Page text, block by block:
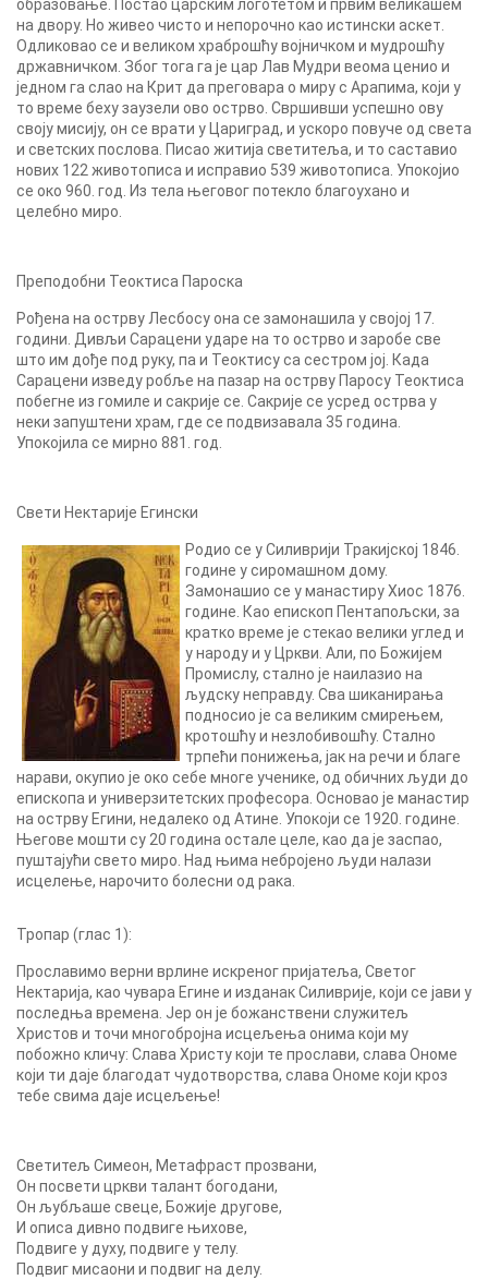
образовање. Постао царским логотетом и првим великашем
на двору. Но живео чисто и непорочно као истински аскет.
Одликовао се и великом храброшћу војничком и мудрошћу
државничком. Због тога га је цар Лав Мудри веома ценио и
једном га слао на Крит да преговара о миру с Арапима, који у
то време беху заузели ово острво. Свршивши успешно ову
своју мисију, он се врати у Цариград, и ускоро повуче од света
и светских послова. Писао житија светитеља, и то саставио
нових 122 животописа и исправио 539 животописа. Упокојио
се око 960. год. Из тела његовог потекло благоухано и
целебно миро.
Преподобни Теоктиса Пароска
Рођена на острву Лесбосу она се замонашила у својој 17.
години. Дивљи Сарацени ударе на то острво и заробе све
што им дође под руку, па и Теоктису са сестром јој. Када
Сарацени изведу робље на пазар на острву Паросу Теоктиса
побегне из гомиле и сакрије се. Сакрије се усред острва у
неки запуштени храм, где се подвизавала 35 година.
Упокојила се мирно 881. год.
Свети Нектарије Егински
Родио се у Силиврији Тракијској 1846.
године у сиромашном дому.
Замонашио се у манастиру Хиос 1876.
године. Као епископ Пентапољски, за
кратко време је стекао велики углед и
у народу и у Цркви. Али, по Божијем
Промислу, стално је наилазио на
људску неправду. Сва шиканирања
подносио је са великим смирењем,
кротошћу и незлобивошћу. Стално
трпећи понижења, јак на речи и благе
нарави, окупио је око себе многе ученике, од обичних људи до
епископа и универзитетских професора. Основао је манастир
на острву Егини, недалеко од Атине. Упокоји се 1920. године.
Његове мошти су 20 година остале целе, као да је заспао,
пуштајући свето миро. Над њима небројено људи налази
исцелење, нарочито болесни од рака.
Тропар (глас 1):
Прославимо верни врлине искреног пријатеља, Светог
Нектарија, као чувара Егине и изданак Силиврије, који се јави у
последња времена. Јер он је божанствени служитељ
Христов и точи многобројна исцељења онима који му
побожно кличу: Слава Христу који те прослави, слава Ономе
који ти даје благодат чудотворства, слава Ономе који кроз
тебе свима даје исцељење!
Светитељ Симеон, Метафраст прозвани,
Он посвети цркви талант богодани,
Он љубљаше свеце, Божије другове,
И описа дивно подвиге њихове,
Подвиге у духу, подвиге у телу.
Подвиг мисаони и подвиг на делу.